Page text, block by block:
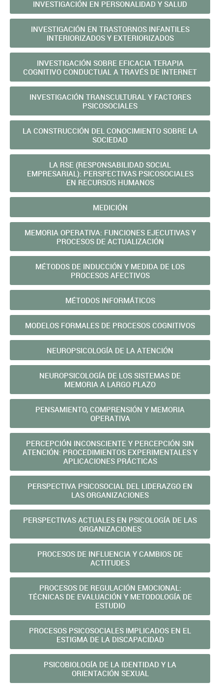
INVESTIGACIÓN EN PERSONALIDAD Y SALUD
INVESTIGACIÓN EN TRASTORNOS INFANTILES
INTERIORIZADOS Y EXTERIORIZADOS
INVESTIGACIÓN SOBRE EFICACIA TERAPIA
COGNITIVO CONDUCTUAL A TRAVÉS DE INTERNET
INVESTIGACIÓN TRANSCULTURAL Y FACTORES
PSICOSOCIALES
LA CONSTRUCCIÓN DEL CONOCIMIENTO SOBRE LA
SOCIEDAD
LA RSE (RESPONSABILIDAD SOCIAL
EMPRESARIAL): PERSPECTIVAS PSICOSOCIALES
EN RECURSOS HUMANOS
MEDICIÓN
MEMORIA OPERATIVA: FUNCIONES EJECUTIVAS Y
PROCESOS DE ACTUALIZACIÓN
MÉTODOS DE INDUCCIÓN Y MEDIDA DE LOS
PROCESOS AFECTIVOS
MÉTODOS INFORMÁTICOS
MODELOS FORMALES DE PROCESOS COGNITIVOS
NEUROPSICOLOGÍA DE LA ATENCIÓN
NEUROPSICOLOGÍA DE LOS SISTEMAS DE
MEMORIA A LARGO PLAZO
PENSAMIENTO, COMPRENSIÓN Y MEMORIA
OPERATIVA
PERCEPCIÓN INCONSCIENTE Y PERCEPCIÓN SIN
ATENCIÓN: PROCEDIMIENTOS EXPERIMENTALES Y
APLICACIONES PRÁCTICAS
PERSPECTIVA PSICOSOCIAL DEL LIDERAZGO EN
LAS ORGANIZACIONES
PERSPECTIVAS ACTUALES EN PSICOLOGÍA DE LAS
ORGANIZACIONES
PROCESOS DE INFLUENCIA Y CAMBIOS DE
ACTITUDES
PROCESOS DE REGULACIÓN EMOCIONAL:
TÉCNICAS DE EVALUACIÓN Y METODOLOGÍA DE
ESTUDIO
PROCESOS PSICOSOCIALES IMPLICADOS EN EL
ESTIGMA DE LA DISCAPACIDAD
PSICOBIOLOGÍA DE LA IDENTIDAD Y LA
ORIENTACIÓN SEXUAL